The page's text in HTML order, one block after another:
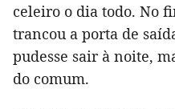
celeiro o dia todo. No
trancou a porta de
pudesse sair à noite,
do comum.